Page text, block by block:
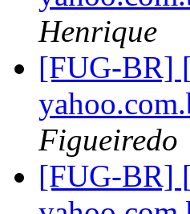
Henrique
[FUG-BR]
Figueiredo
[FUG-BR]